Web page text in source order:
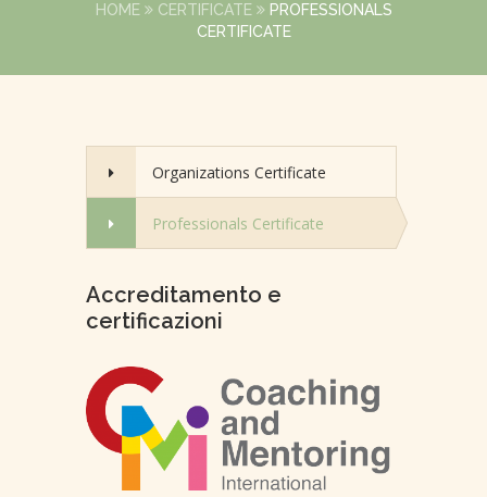
HOME CERTIFICATE
PROFESSIONALS
CERTIFICATE
Organizations Certificate
Professionals Certificate
Accreditamento e
certificazioni